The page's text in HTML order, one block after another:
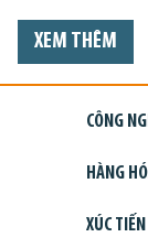
XEM THÊM
CÔNG
HÀNG
XÚC